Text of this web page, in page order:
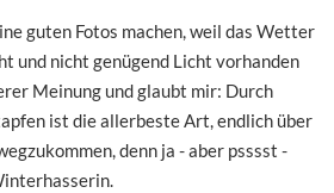
guten Fotos machen, weil das Wetter
und nicht genügend Licht vorhanden
Meinung und glaubt mir: Durch
ist die allerbeste Art, endlich über
denn ja - aber psssst -